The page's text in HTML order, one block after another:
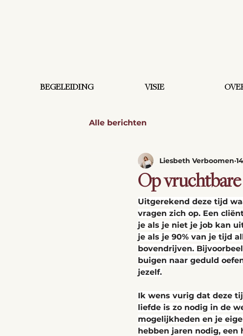
BEGELEIDING VISIE
Alle berichten
Op
Liesbeth Verboomen
Uitgerekend deze tijd
vragen zich op. Een
je als je niet je job kan
je als je 90% van je tijd
bovendrijven.
buigen naar geduld
jezelf.
Ik wens vurig dat deze
liefde is zo nodig in de
mogelijkheden en je
hebben jaren nodig,